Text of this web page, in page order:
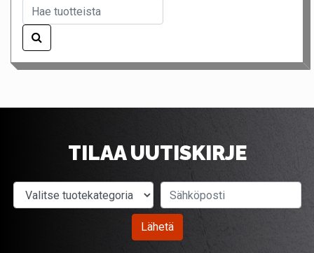
TILAA UUTISKIRJE
Valitse tuotekategoria
Lähetä